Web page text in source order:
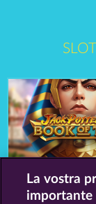
La vostra
importante